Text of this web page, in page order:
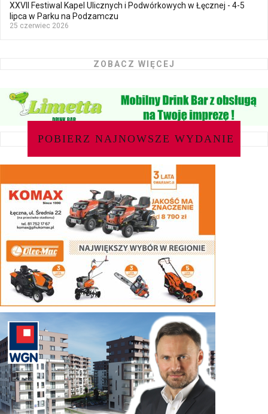
XXVII Festiwal Kapel Ulicznych i Podwórkowych w Łęcznej - 4-5
lipca w Parku na Podzamczu
25 czerwiec 2026
ZOBACZ WIĘCEJ
POBIERZ NAJNOWSZE WYDANIE